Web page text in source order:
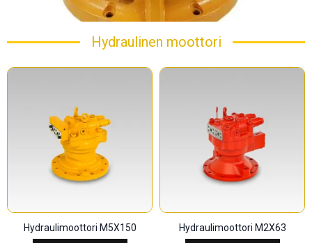
Hydraulinen moottori
Hydraulimoottori M5X150
Hydraulimoottori M2X63